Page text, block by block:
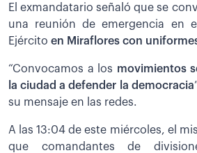
El exmandatario señaló que se
una reunión de emergencia en
Ejército en Miraflores con
“Convocamos a los movimientos
la ciudad a defender la democracia
su mensaje en las redes.
A las 13:04 de este miércoles, el
que comandantes de